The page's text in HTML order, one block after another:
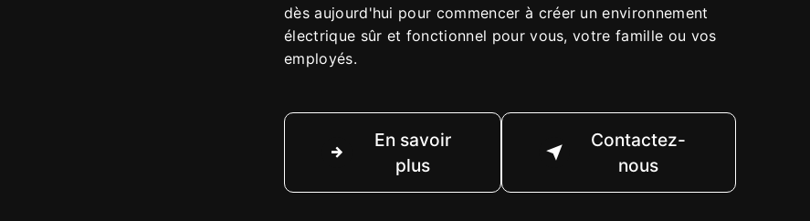
dès aujourd'hui pour commencer à créer un environnement
électrique sûr et fonctionnel pour vous, votre famille ou vos
employés.
En savoir
plus
Contactez-
nous